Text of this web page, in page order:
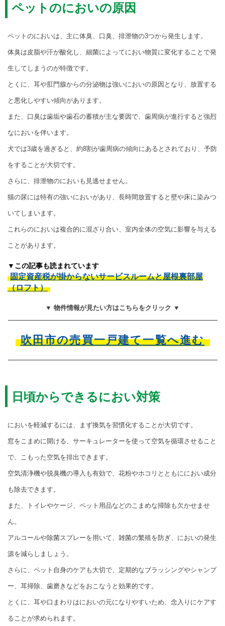
ペットのにおいの原因
ペットのにおいは、主に体臭、口臭、排泄物の3つから発生します。
体臭は皮脂や汗が酸化し、細菌によってにおい物質に変化することで発
生してしまうのが特徴です。
とくに、耳や肛門腺からの分泌物は強いにおいの原因となり、放置する
と悪化しやすい傾向があります。
また、口臭は歯垢や歯石の蓄積が主な要因で、歯周病が進行すると強烈
なにおいを伴います。
犬では3歳を過ぎると、約8割が歯周病の傾向にあるとされており、予防
をすることが大切です。
さらに、排泄物のにおいも見逃せません。
猫の尿には特有の強いにおいがあり、長時間放置すると壁や床に染みつ
いてしまいます。
これらのにおいは複合的に混ざり合い、室内全体の空気に影響を与える
ことがあります。
▼この記事も読まれています
固定資産税が掛からないサービスルームと屋根裏部屋
（ロフト）
▼ 物件情報が見たい方はこちらをクリック ▼
吹田市の売買一戸建て一覧へ進む
日頃からできるにおい対策
においを軽減するには、まず換気を習慣化することが大切です。
窓をこまめに開ける、サーキュレーターを使って空気を循環させること
で、こもった空気を排出できます。
空気清浄機や脱臭機の導入も有効で、花粉やホコリとともににおい成分
も除去できます。
また、トイレやケージ、ペット用品などのこまめな掃除も欠かせませ
ん。
アルコールや除菌スプレーを用いて、雑菌の繁殖を防ぎ、においの発生
源を減らしましょう。
さらに、ペット自身のケアも大切で、定期的なブラッシングやシャンプ
ー、耳掃除、歯磨きなどをおこなうと効果的です。
とくに、耳や口まわりはにおいの元になりやすいため、念入りにケアす
ることが求められます。